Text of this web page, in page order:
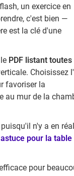
un exercice en
c'est bien —
est la clé d'une
PDF listant
Choisissez
favoriser la
au mur de la
n'y a en
astuce pour la table
pour